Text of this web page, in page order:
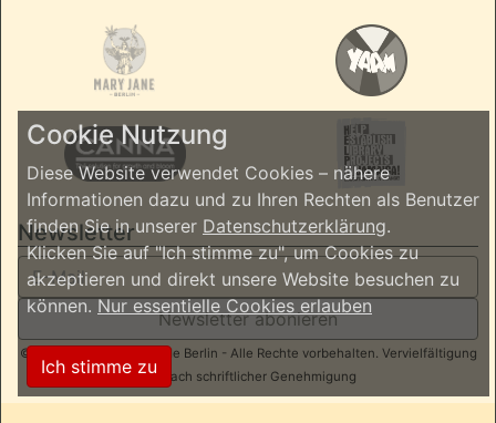
Newsletter
Newsletter abonieren
© 2026 ReggaeInBerlin.de Berlin - Alle Rechte vorbehalten. Vervielfältigung
nur nach schriftlicher Genehmigung
Cookie Nutzung
Diese Website verwendet Cookies – nähere
Informationen dazu und zu Ihren Rechten als Benutzer
finden Sie in unserer Datenschutzerklärung.
Klicken Sie auf "Ich stimme zu", um Cookies zu
akzeptieren und direkt unsere Website besuchen zu
können.Nur essentielle Cookies erlauben
Ich stimme zu